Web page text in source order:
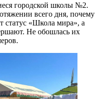
городской школы №2.
всего дня, почему
статус «Школа мира», а
Не обошлась их